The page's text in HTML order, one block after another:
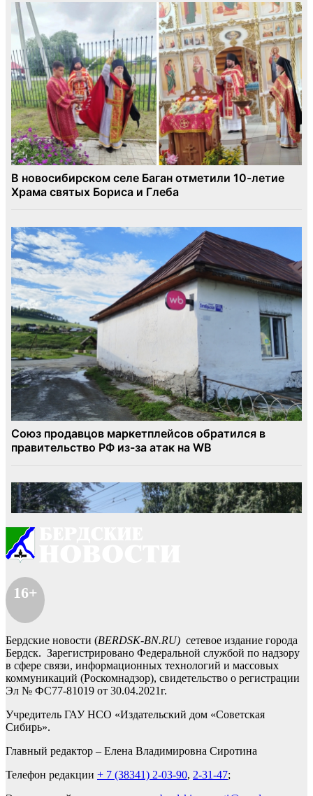
16+
Бердские новости (BERDSK-BN.RU) сетевое издание города
Бердск. Зарегистрировано Федеральной службой по надзору
в сфере связи, информационных технологий и массовых
коммуникаций (Роскомнадзор), свидетельство о регистрации
Эл № ФС77-81019 от 30.04.2021г.
Учредитель ГАУ НСО «Издательский дом «Советская
Сибирь».
Главный редактор – Елена Владимировна Сиротина
Телефон редакции + 7 (38341) 2-03-90, 2-31-47;